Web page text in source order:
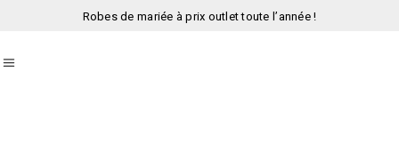
Robes de mariée à prix outlet toute l’année !